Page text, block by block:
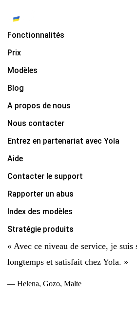
Fonctionnalités
Prix
Modèles
Blog
A propos de nous
Nous contacter
Entrez en partenariat avec Yola
Aide
Contacter le support
Rapporter un abus
Index des modèles
Stratégie produits
« Avec ce niveau de service, je suis
longtemps et satisfait chez Yola. »
— Helena, Gozo, Malte